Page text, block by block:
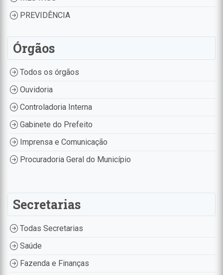
PREVIDÊNCIA
Órgãos
Todos os órgãos
Ouvidoria
Controladoria Interna
Gabinete do Prefeito
Imprensa e Comunicação
Procuradoria Geral do Município
Secretarias
Todas Secretarias
Saúde
Fazenda e Finanças